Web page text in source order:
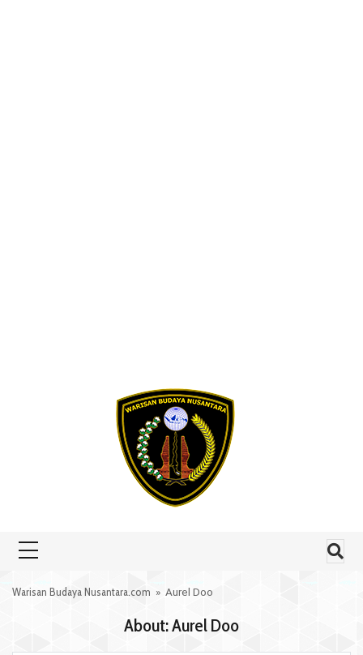
Warisan Budaya Nusantara.com » Aurel Doo
About: Aurel Doo